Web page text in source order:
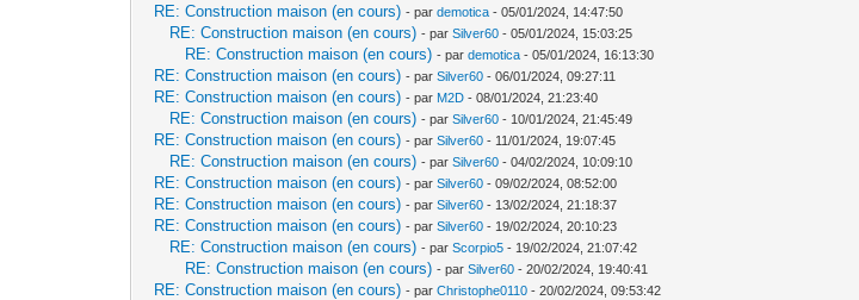
RE: Construction maison (en cours) - pardemotica - 05/01/2024, 14:47:50
RE: Construction maison (en cours) - parSilver60 - 05/01/2024, 15:03:25
RE: Construction maison (en cours) - pardemotica - 05/01/2024, 16:13:30
RE: Construction maison (en cours) - parSilver60 - 06/01/2024, 09:27:11
RE: Construction maison (en cours) - par M2D - 08/01/2024, 21:23:40
RE: Construction maison (en cours) - parSilver60 - 10/01/2024, 21:45:49
RE: Construction maison (en cours) - parSilver60 - 11/01/2024, 19:07:45
RE: Construction maison (en cours) - parSilver60 - 04/02/2024, 10:09:10
RE: Construction maison (en cours) - parSilver60 - 09/02/2024, 08:52:00
RE: Construction maison (en cours) - parSilver60 - 13/02/2024, 21:18:37
RE: Construction maison (en cours) - parSilver60 - 19/02/2024, 20:10:23
RE: Construction maison (en cours) - parScorpio5 - 19/02/2024, 21:07:42
RE: Construction maison (en cours) - parSilver60 - 20/02/2024, 19:40:41
RE: Construction maison (en cours) - parChristophe0110 - 20/02/2024, 09:53:42